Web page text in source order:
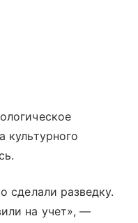
культурного
сделали разведку.
на учет», —